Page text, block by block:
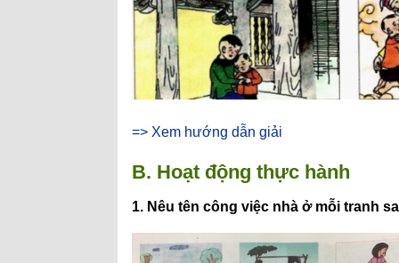
=> Xem hướng dẫn giải
B. Hoạt động thực hành
1. Nêu tên công việc nhà ở mỗi tranh